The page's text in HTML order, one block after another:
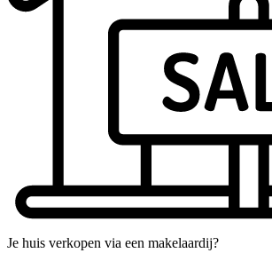
Je huis verkopen via een makelaardij?